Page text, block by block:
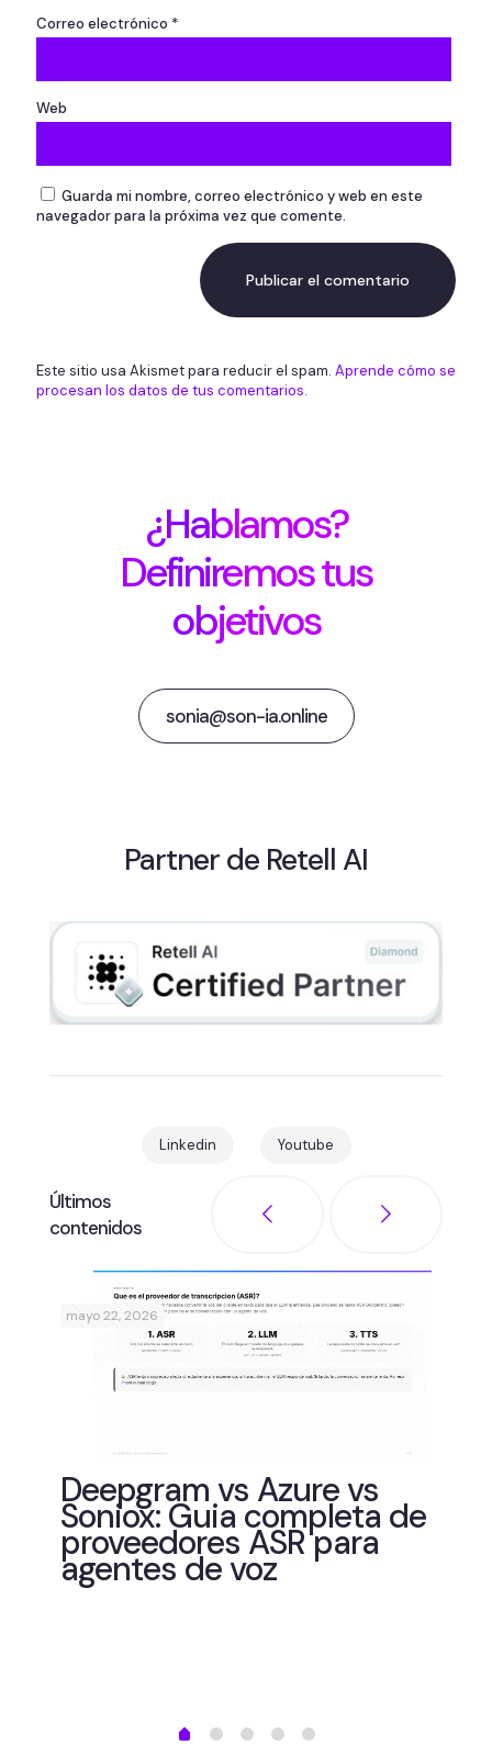
Correo electrónico *
Web
Guarda mi nombre, correo electrónico y web en este
navegador para la próxima vez que comente.
Este sitio usa Akismet para reducir el spam. Aprende cómo se
procesan los datos de tus comentarios.
¿Hablamos?
Definiremos tus
objetivos
sonia@son-ia.online
Partner de Retell AI
Linkedin Youtube
Últimos
contenidos
mayo 22, 2026
Deepgram vs Azure vs
Soniox: Guia completa de
proveedores ASR para
agentes de voz